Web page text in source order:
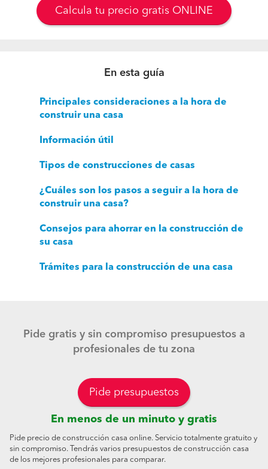
Calcula tu precio gratis ONLINE
En esta guía
Principales consideraciones a la hora de
construir una casa
Información útil
Tipos de construcciones de casas
¿Cuáles son los pasos a seguir a la hora de
construir una casa?
Consejos para ahorrar en la construcción de
su casa
Trámites para la construcción de una casa
Pide gratis y sin compromiso presupuestos a
profesionales de tu zona
Pide presupuestos
En menos de un minuto y gratis
Pide precio de construcción casa online. Servicio totalmente gratuito y
sin compromiso. Tendrás varios presupuestos de construcción casa
de los mejores profesionales para comparar.